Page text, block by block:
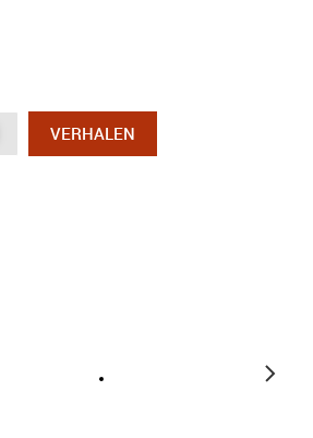
VERHALEN
VERHALEN
VERHALEN
VERHALEN